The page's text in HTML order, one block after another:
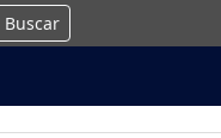
Buscar